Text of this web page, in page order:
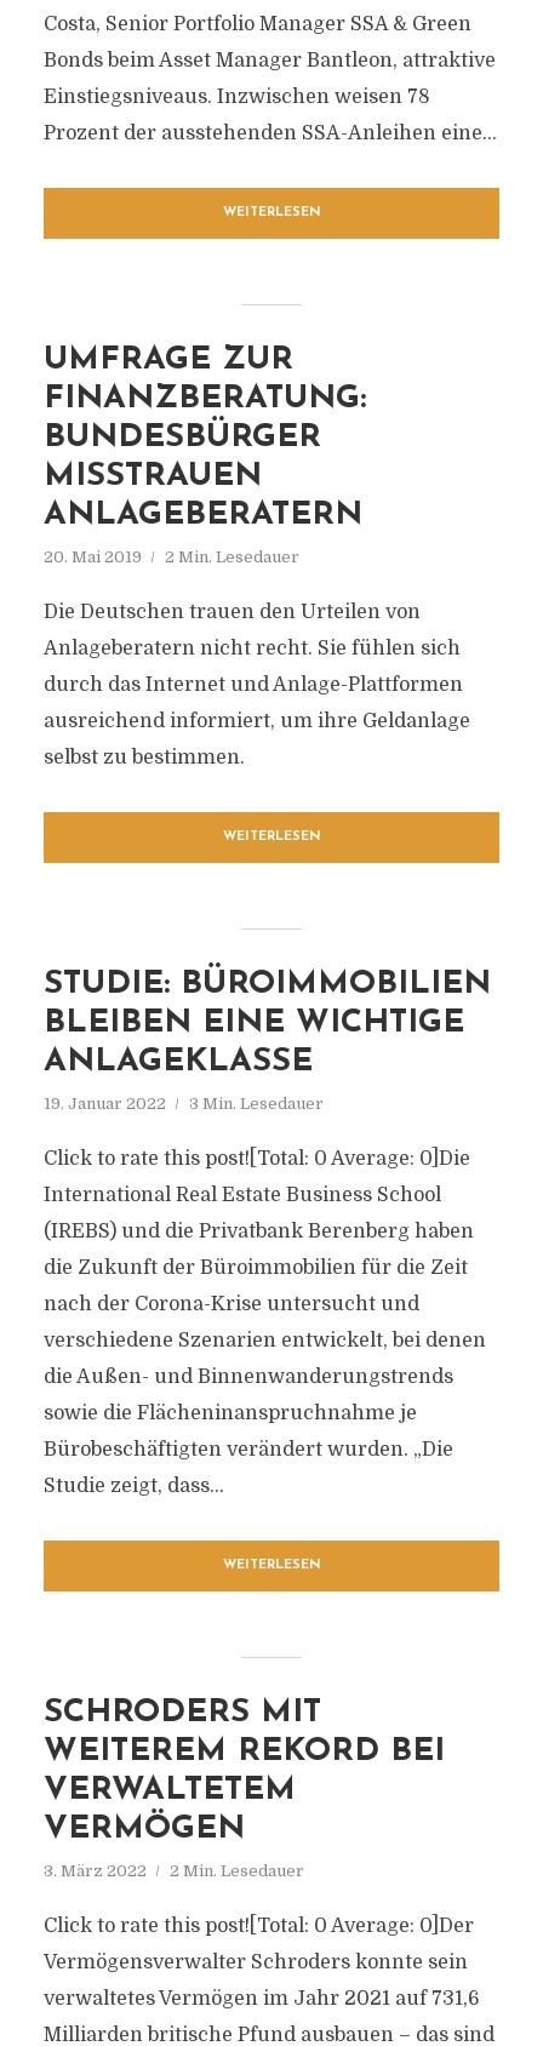
Costa, Senior Portfolio Manager SSA & Green
Bonds beim Asset Manager Bantleon, attraktive
Einstiegsniveaus. Inzwischen weisen 78
Prozent der ausstehenden SSA-Anleihen eine...
WEITERLESEN
UMFRAGE ZUR
FINANZBERATUNG:
BUNDESBÜRGER
MISSTRAUEN
ANLAGEBERATERN
20. Mai 2019 2 Min. Lesedauer
Die Deutschen trauen den Urteilen von
Anlageberatern nicht recht. Sie fühlen sich
durch das Internet und Anlage-Plattformen
ausreichend informiert, um ihre Geldanlage
selbst zu bestimmen.
WEITERLESEN
STUDIE: BÜROIMMOBILIEN
BLEIBEN EINE WICHTIGE
ANLAGEKLASSE
19. Januar 2022 3 Min. Lesedauer
Click to rate this post![Total: 0 Average: 0]Die
International Real Estate Business School
(IREBS) und die Privatbank Berenberg haben
die Zukunft der Büroimmobilien für die Zeit
nach der Corona-Krise untersucht und
verschiedene Szenarien entwickelt, bei denen
die Außen- und Binnenwanderungstrends
sowie die Flächeninanspruchnahme je
Bürobeschäftigten verändert wurden. „Die
Studie zeigt, dass...
WEITERLESEN
SCHRODERS MIT
WEITEREM REKORD BEI
VERWALTETEM
VERMÖGEN
3. März 2022 2 Min. Lesedauer
Click to rate this post![Total: 0 Average: 0]Der
Vermögensverwalter Schroders konnte sein
verwaltetes Vermögen im Jahr 2021 auf 731,6
Milliarden britische Pfund ausbauen – das sind